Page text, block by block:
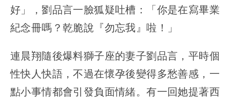
好」，劉品言一臉狐疑吐槽：「你是在寫畢業
紀念冊嗎？乾脆說『勿忘我』啦！」
連晨翔隨後爆料獅子座的妻子劉品言，平時個
性快人快語，不過在懷孕後變得多愁善感，一
點小事情都會引發負面情緒。有一回她提著西